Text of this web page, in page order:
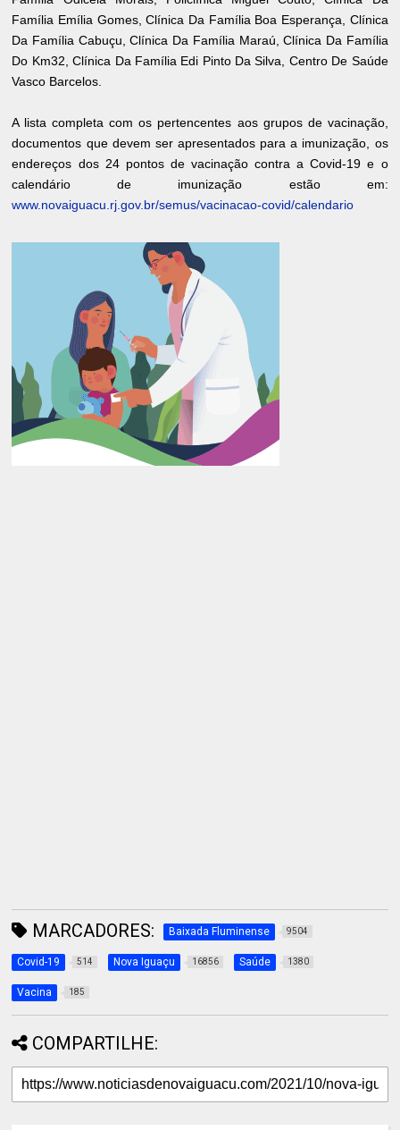
Família Emília Gomes, Clínica Da Família Boa Esperança, Clínica
Da Família Cabuçu, Clínica Da Família Maraú, Clínica Da Família
Do Km32, Clínica Da Família Edi Pinto Da Silva, Centro De Saúde
Vasco Barcelos.
A lista completa com os pertencentes aos grupos de vacinação,
documentos que devem ser apresentados para a imunização, os
endereços dos 24 pontos de vacinação contra a Covid-19 e o
calendário de imunização estão em:
www.novaiguacu.rj.gov.br/semus/vacinacao-covid/calendario
MARCADORES: Baixada Fluminense 9504
Covid-19 514 Nova Iguaçu 16856 Saúde 1380
Vacina 185
COMPARTILHE: